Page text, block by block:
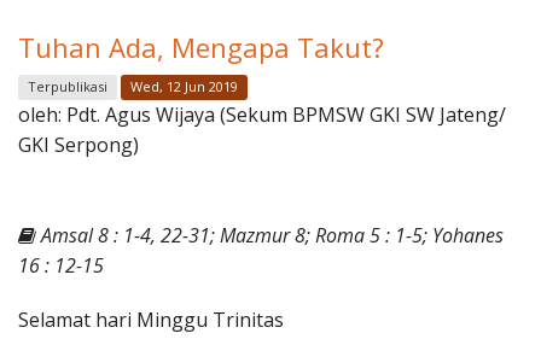
Klasis dan Jemaat
Berita Kegiatan
Materi
Penerbitan
Tuhan Ada, Mengapa Takut?
Terpublikasi Wed, 12 Jun 2019
oleh: Pdt. Agus Wijaya (Sekum BPMSW GKI SW Jateng/
GKI Serpong)
Amsal 8 : 1-4, 22-31; Mazmur 8; Roma 5 : 1-5; Yohanes
16 : 12-15
Selamat hari Minggu Trinitas